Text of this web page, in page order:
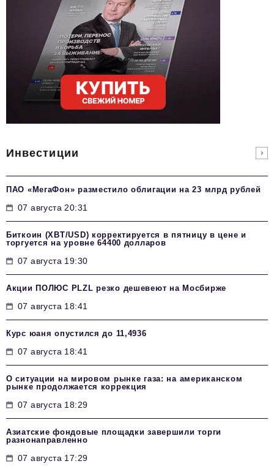
Инвестиции
ПАО «МегаФон» разместило облигации на 23 млрд рублей
07 августа 20:31
Биткоин (XBT/USD) корректируется в пятницу в цене и
торгуется на уровне 64400 долларов
07 августа 19:30
Акции ПОЛЮС PLZL резко дешевеют на Мосбирже
07 августа 18:41
Курс юаня опустился до 11,4936
07 августа 18:41
О ситуации на мировом рынке газа: на американском
рынке продолжается коррекция
07 августа 18:29
Азиатские фондовые площадки завершили торги
разнонаправленно
07 августа 17:29